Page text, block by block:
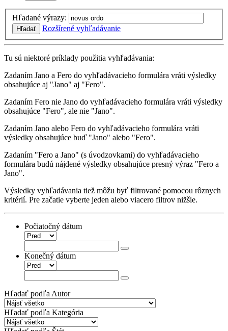
Hľadané výrazy:
Hľadať Rozšírené vyhľadávanie
Tu sú niektoré príklady použitia vyhľadávania:
Zadaním Jano a Fero do vyhľadávacieho formulára vráti výsledky
obsahujúce aj "Jano" aj "Fero".
Zadaním Fero nie Jano do vyhľadávacieho formulára vráti výsledky
obsahujúce "Fero", ale nie "Jano".
Zadaním Jano alebo Fero do vyhľadávacieho formulára vráti
výsledky obsahujúce buď "Jano" alebo "Fero".
Zadaním "Fero a Jano" (s úvodzovkami) do vyhľadávacieho
formulára budú nájdené výsledky obsahujúce presný výraz "Fero a
Jano".
Výsledky vyhľadávania tiež môžu byť filtrované pomocou rôznych
kritérií. Pre začatie vyberte jeden alebo viacero filtrov nižšie.
Počiatočný dátum
Konečný dátum
Hľadať podľa Autor
Hľadať podľa Kategória